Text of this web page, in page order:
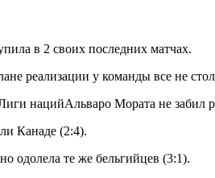
в 2 своих последних матчах.
реализации у команды все не
нацийАльваро Мората не забил
Канаде (2:4).
одолела те же бельгийцев (3:1).